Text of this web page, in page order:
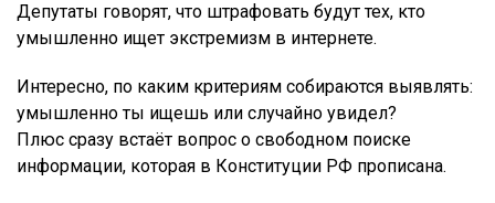
Депутаты говорят, что штрафовать будут тех, кто
умышленно ищет экстремизм в интернете.
Интересно, по каким критериям собираются выявлять:
умышленно ты ищешь или случайно увидел?
Плюс сразу встаёт вопрос о свободном поиске
информации, которая в Конституции РФ прописана.